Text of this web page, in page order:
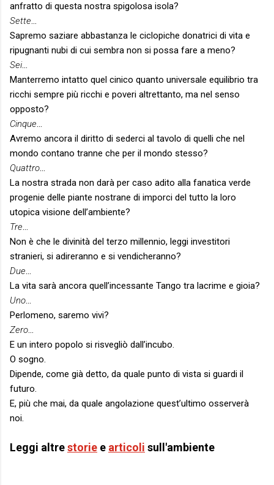
anfratto di questa nostra spigolosa isola?
Sette…
Sapremo saziare abbastanza le ciclopiche donatrici di vita e
ripugnanti nubi di cui sembra non si possa fare a meno?
Sei…
Manterremo intatto quel cinico quanto universale equilibrio tra
ricchi sempre più ricchi e poveri altrettanto, ma nel senso
opposto?
Cinque…
Avremo ancora il diritto di sederci al tavolo di quelli che nel
mondo contano tranne che per il mondo stesso?
Quattro…
La nostra strada non darà per caso adito alla fanatica verde
progenie delle piante nostrane di imporci del tutto la loro
utopica visione dell’ambiente?
Tre…
Non è che le divinità del terzo millennio, leggi investitori
stranieri, si adireranno e si vendicheranno?
Due…
La vita sarà ancora quell’incessante Tango tra lacrime e gioia?
Uno…
Perlomeno, saremo vivi?
Zero…
E un intero popolo si risvegliò dall’incubo.
O sogno.
Dipende, come già detto, da quale punto di vista si guardi il
futuro.
E, più che mai, da quale angolazione quest’ultimo osserverà
noi.
Leggi altrestorie e articoli sull'ambiente